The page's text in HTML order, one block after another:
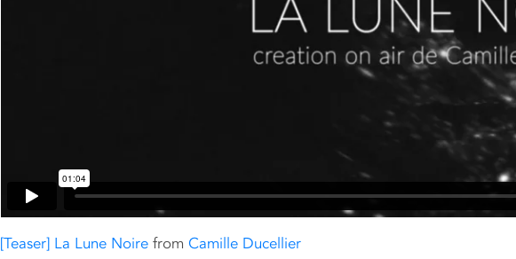
[Teaser] La Lune Noire from Camille Ducellier